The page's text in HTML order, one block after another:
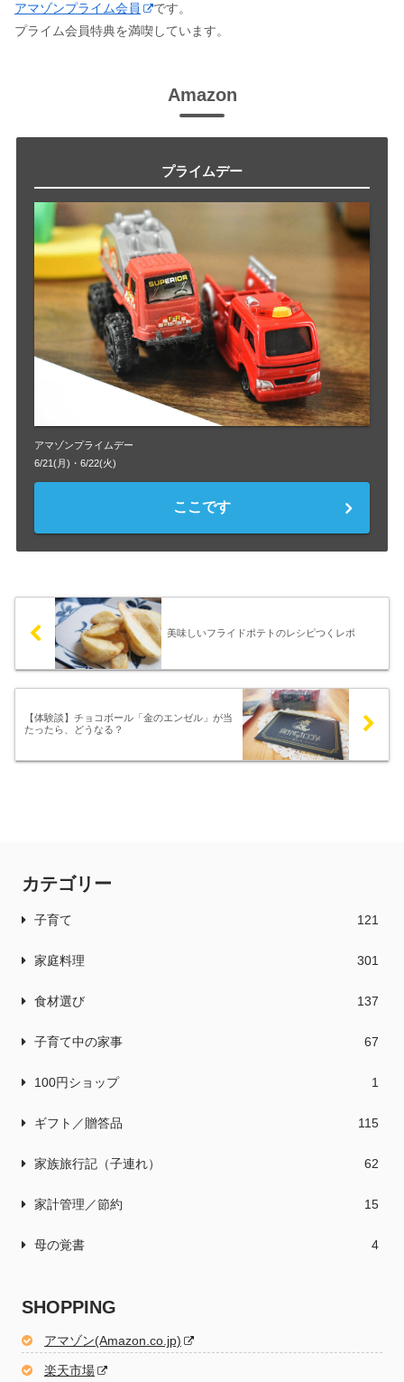
アマゾンプライム会員
です。
プライム会員特典を満喫しています。
Amazon
プライムデー
アマゾンプライムデー
6/21(月)・6/22(火)
ここです
美味しいフライドポテトのレシピつくレポ
【体験談】チョコボール「金のエンゼル」が当
たったら、どうなる？
カテゴリー
子育て 121
家庭料理 301
食材選び 137
子育て中の家事 67
100円ショップ 1
ギフト／贈答品 115
家族旅行記（子連れ） 62
家計管理／節約 15
母の覚書 4
SHOPPING
アマゾン(Amazon.co.jp)
楽天市場